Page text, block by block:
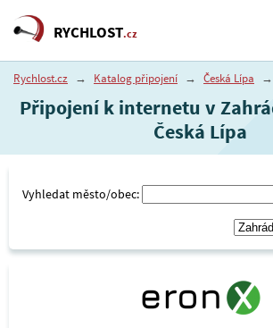
RYCHLOST.cz
Rychlost.cz → Katalog připojení → Česká Lípa →
Připojení k internetu v
Česká Lípa
Vyhledat město/obec: